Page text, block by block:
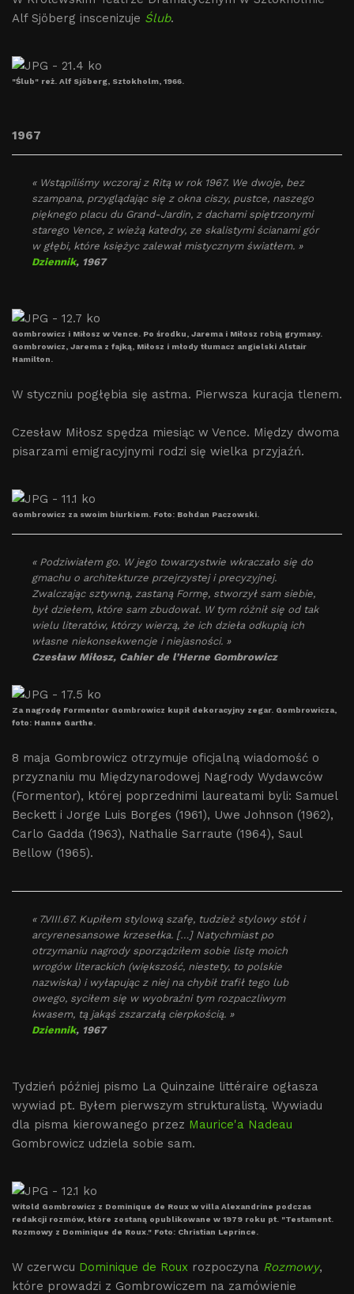
Alf Sjöberg inscenizuje Ślub.
"Ślub" reż. Alf Sjöberg, Sztokholm, 1966.
1967
« Wstąpiliśmy wczoraj z Ritą w rok 1967. We dwoje, bez
szampana, przyglądając się z okna ciszy, pustce, naszego
pięknego placu du Grand-Jardin, z dachami spiętrzonymi
starego Vence, z wieżą katedry, ze skalistymi ścianami gór
w głębi, które księżyc zalewał mistycznym światłem. »
Dziennik, 1967
Gombrowicz i Miłosz w Vence. Po środku, Jarema i Miłosz robią grymasy.
Gombrowicz, Jarema z fajką, Miłosz i młody tłumacz angielski Alstair
Hamilton.
W styczniu pogłębia się astma. Pierwsza kuracja tlenem.
Czesław Miłosz spędza miesiąc w Vence. Między dwoma
pisarzami emigracyjnymi rodzi się wielka przyjaźń.
Gombrowicz za swoim biurkiem. Foto: Bohdan Paczowski.
« Podziwiałem go. W jego towarzystwie wkraczało się do
gmachu o architekturze przejrzystej i precyzyjnej.
Zwalczając sztywną, zastaną Formę, stworzył sam siebie,
był dziełem, które sam zbudował. W tym różnił się od tak
wielu literatów, którzy wierzą, że ich dzieła odkupią ich
własne niekonsekwencje i niejasności. »
Czesław Miłosz, Cahier de l’Herne Gombrowicz
Za nagrodę Formentor Gombrowicz kupił dekoracyjny zegar. Gombrowicza,
foto: Hanne Garthe.
8 maja Gombrowicz otrzymuje oficjalną wiadomość o
przyznaniu mu Międzynarodowej Nagrody Wydawców
(Formentor), której poprzednimi laureatami byli: Samuel
Beckett i Jorge Luis Borges (1961), Uwe Johnson (1962),
Carlo Gadda (1963), Nathalie Sarraute (1964), Saul
Bellow (1965).
« 7.VIII.67. Kupiłem stylową szafę, tudzież stylowy stół i
arcyrenesansowe krzesełka. […] Natychmiast po
otrzymaniu nagrody sporządziłem sobie listę moich
wrogów literackich (większość, niestety, to polskie
nazwiska) i wyłapując z niej na chybił trafił tego lub
owego, syciłem się w wyobraźni tym rozpaczliwym
kwasem, tą jakąś zszarzałą cierpkością. »
Dziennik, 1967
Tydzień później pismo La Quinzaine littéraire ogłasza
wywiad pt. Byłem pierwszym strukturalistą. Wywiadu
dla pisma kierowanego przez Maurice'a Nadeau
Gombrowicz udziela sobie sam.
Witold Gombrowicz z Dominique de Roux w villa Alexandrine podczas
redakcji rozmów, które zostaną opublikowane w 1979 roku pt. "Testament.
Rozmowy z Dominique de Roux." Foto: Christian Leprince.
W czerwcu Dominique de Roux rozpoczyna Rozmowy,
które prowadzi z Gombrowiczem na zamówienie